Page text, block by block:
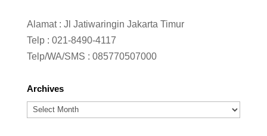
Alamat : Jl Jatiwaringin Jakarta Timur
Telp : 021-8490-4117
Telp/WA/SMS : 085770507000
Archives
Archives